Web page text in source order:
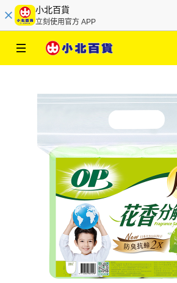
小北百貨
立刻使用官方 APP